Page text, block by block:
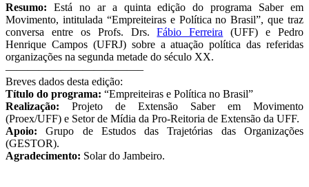
Resumo: Está no ar a quinta edição do programa Saber em
Movimento, intitulada “Empreiteiras e Política no Brasil”, que traz
conversa entre os Profs. Drs.Fábio Ferreira (UFF) e Pedro
Henrique Campos (UFRJ) sobre a atuação política das referidas
organizações na segunda metade do século XX.
————————————–
Breves dados desta edição:
Título do programa: “Empreiteiras e Política no Brasil”
Realização: Projeto de Extensão Saber em Movimento
(Proex/UFF) e Setor de Mídia da Pro-Reitoria de Extensão da UFF.
Apoio: Grupo de Estudos das Trajetórias das Organizações
(GESTOR).
Agradecimento: Solar do Jambeiro.